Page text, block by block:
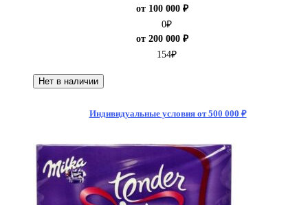
от 100 000 ₽
0₽
от 200 000 ₽
154₽
Нет в наличии
Индивидуальные условия от 500 000 ₽